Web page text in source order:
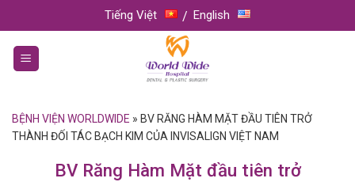
to
content
Tiếng Việt English
BỆNH VIỆN WORLDWIDE » BV RĂNG HÀM MẶT ĐẦU TIÊN TRỞ
THÀNH ĐỐI TÁC BẠCH KIM CỦA INVISALIGN VIỆT NAM
BV Răng Hàm Mặt đầu tiên trở